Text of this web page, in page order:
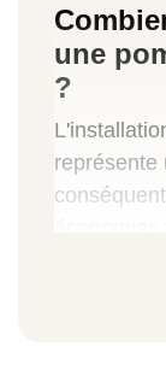
une
?
représente
diverses